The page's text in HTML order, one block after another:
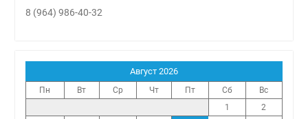
8 (964) 986-40-32
Август 2026
Пн Вт Ср Чт Пт Сб
Вс
1
2